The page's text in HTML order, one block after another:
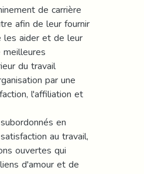
de carrière
afin de leur fournir
les aider et de leur
du travail
par une
l'affiliation et
en
au travail,
ouvertes qui
d'amour et de